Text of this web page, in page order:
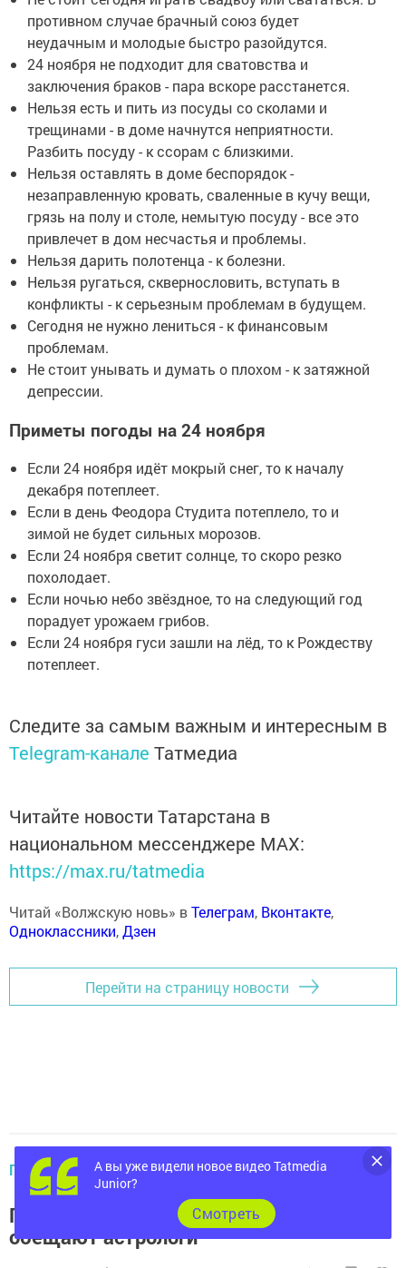
противном случае брачный союз будет
неудачным и молодые быстро разойдутся.
24 ноября не подходит для сватовства и
заключения браков - пара вскоре расстанется.
Нельзя есть и пить из посуды со сколами и
трещинами - в доме начнутся неприятности.
Разбить посуду - к ссорам с близкими.
Нельзя оставлять в доме беспорядок -
незаправленную кровать, сваленные в кучу вещи,
грязь на полу и столе, немытую посуду - все это
привлечет в дом несчастья и проблемы.
Нельзя дарить полотенца - к болезни.
Нельзя ругаться, сквернословить, вступать в
конфликты - к серьезным проблемам в будущем.
Сегодня не нужно лениться - к финансовым
проблемам.
Не стоит унывать и думать о плохом - к затяжной
депрессии.
Приметы погоды на 24 ноября
Если 24 ноября идёт мокрый снег, то к началу
декабря потеплеет.
Если в день Феодора Студита потеплело, то и
зимой не будет сильных морозов.
Если 24 ноября светит солнце, то скоро резко
похолодает.
Если ночью небо звёздное, то на следующий год
порадует урожаем грибов.
Если 24 ноября гуси зашли на лёд, то к Рождеству
потеплеет.
Следите за самым важным и интересным в
Telegram-канале Татмедиа
Читайте новости Татарстана в
национальном мессенджере MАХ:
https://max.ru/tatmedia
Читай «Волжскую новь» вТелеграм, Вконтакте,
Одноклассники,Дзен
Перейти на страницу новости
ГОРОСКОП НА КАЖДЫЙ ДЕНЬ
Гороскоп на 24 ноября 2024 года: что
обещают астрологи
А вы уже видели новое видео Tatmedia
Junior?
Cмотреть